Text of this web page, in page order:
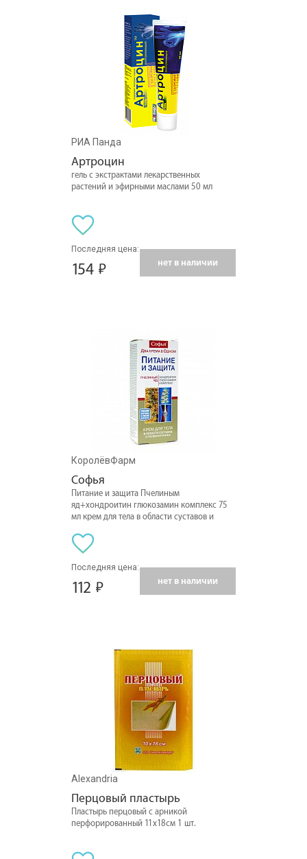
РИА Панда
Артроцин
гель с экстрактами лекарственных
растений и эфирными маслами 50 мл
Последняя цена:
154 нет в наличии
КоролёвФарм
Софья
Питание и защита Пчелиным
яд+хондроитин глюкозамин комплекс 75
мл крем для тела в области суставов и
Последняя цена:
112 нет в наличии
Alexandria
Перцовый пластырь
Пластырь перцовый с арникой
перфорированный 11х18см 1 шт.